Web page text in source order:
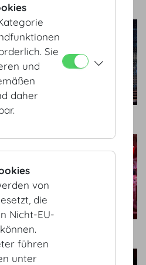
© AV-Professional GmbH
Sie
und
daher
von
die
Nicht-EU-
führen
unter